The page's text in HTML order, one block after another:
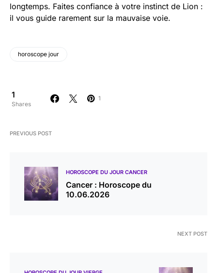
longtemps. Faites confiance à votre instinct de Lion :
il vous guide rarement sur la mauvaise voie.
horoscope jour
1
Shares
1
PREVIOUS POST
HOROSCOPE DU JOUR CANCER
Cancer : Horoscope du
10.06.2026
NEXT POST